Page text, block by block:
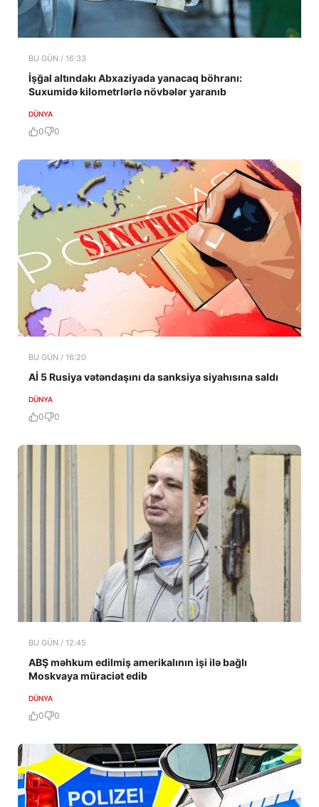
BU GÜN / 16:33
İşğal altındakı Abxaziyada yanacaq böhranı:
Suxumidə kilometrlərlə növbələr yaranıb
DÜNYA
0 0
BU GÜN / 16:20
Aİ 5 Rusiya vətəndaşını da sanksiya siyahısına saldı
DÜNYA
0 0
BU GÜN / 12:45
ABŞ məhkum edilmiş amerikalının işi ilə bağlı
Moskvaya müraciət edib
DÜNYA
0 0